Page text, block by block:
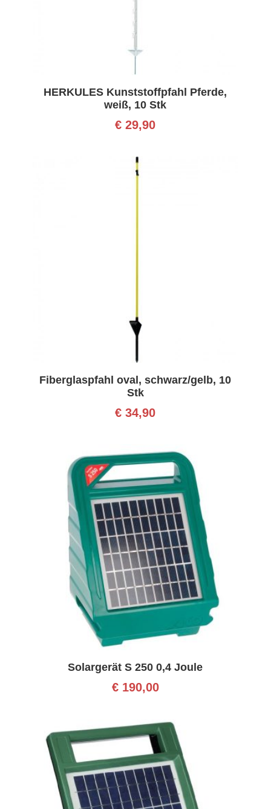
HERKULES Kunststoffpfahl Pferde,
weiß, 10 Stk
€ 29,90
Fiberglaspfahl oval, schwarz/gelb, 10
Stk
€ 34,90
Solargerät S 250 0,4 Joule
€190,00